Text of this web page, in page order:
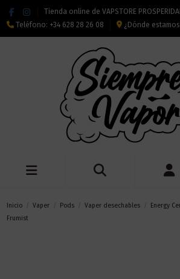
Tienda online de VAPSTORE
Teléfono: +34 628 28 26 08 ¿Dónde
Inicio Vaper Pods Vaper desechables
Energy
Frumist